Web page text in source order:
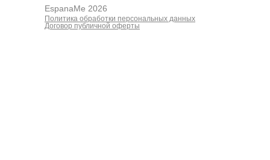
EspanaMe 2026
Политика обработки персональных данных
Договор публичной оферты